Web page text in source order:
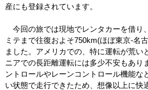
産にも登録されています。
今回の旅では現地でレンタカーを借り
ミテまで往復およそ750km(ほぼ東京-名
ました。アメリカでの、特に運転が荒い
ニアでの長距離運転には多少不安もあり
ントロールやレーンコントロール機能な
い状態で走行できたため、想像以上に快